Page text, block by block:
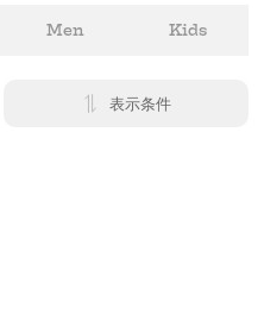
Men Kids
表示条件